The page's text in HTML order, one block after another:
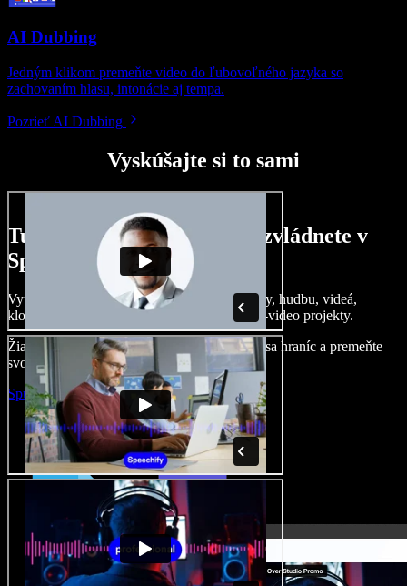
AI Dubbing
Jedným klikom premeňte video do ľubovoľného jazyka so
zachovaním hlasu, intonácie aj tempa.
Pozrieť AI Dubbing
Vyskúšajte si to sami
Tu je malá ukážka toho, čo zvládnete v
Speechify Studio.
Vytvárajte dabingy, pridajte bezplatné obrázky, hudbu, videá,
klonujte svoj hlas – postavíte pôsobivé audio-video projekty.
Žiadne učenie, všetko v prehliadači – zbavte sa hraníc a premeňte
svoje nápady na realitu.
Spustiť Studio